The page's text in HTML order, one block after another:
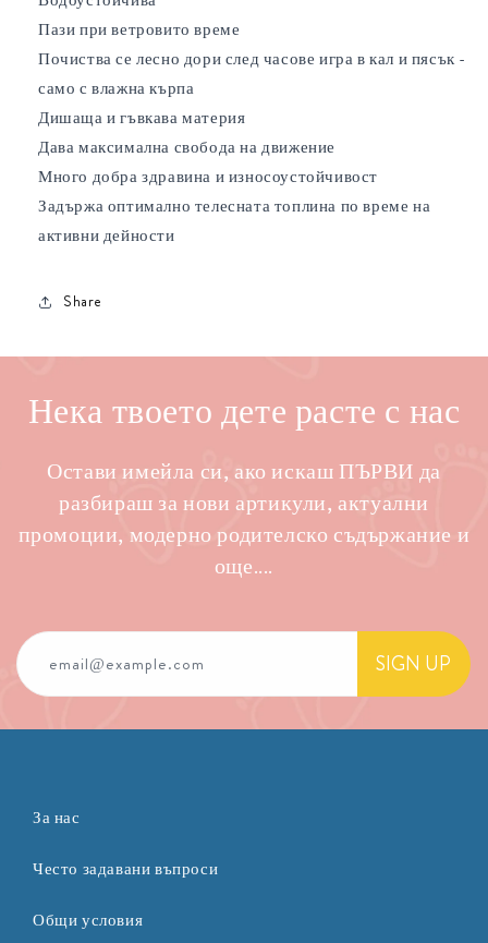
Пази при ветровито време
Почиства се лесно дори след часове игра в кал и пясък -
само с влажна кърпа
Дишаща и гъвкава материя
Дава максимална свобода на движение
Много добра здравина и износоустойчивост
Задържа оптимално телесната топлина по време на
активни дейности
Share
Нека твоето дете расте с нас
Остави имейла си, ако искаш ПЪРВИ да
разбираш за нови артикули, актуални
промоции, модерно родителско съдържание и
още....
email@example.com SIGN UP
За нас
Често задавани въпроси
Общи условия